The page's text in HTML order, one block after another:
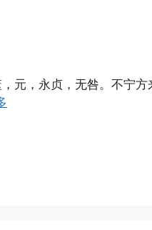
元，永贞，无咎。不宁